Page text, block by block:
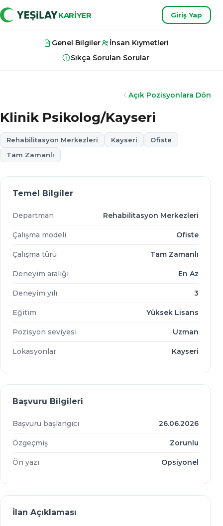
KARİYER
Genel Bilgiler
İnsan Kıymetleri
Sıkça Sorulan Sorular
Giriş Yap
Açık Pozisyonlara Dön
Klinik Psikolog/Kayseri
Rehabilitasyon Merkezleri Kayseri
Ofiste
Tam Zamanlı
Temel Bilgiler
Departman Rehabilitasyon Merkezleri
Çalışma modeli Ofiste
Çalışma türü Tam Zamanlı
Deneyim aralığı En Az
Deneyim yılı 3
Eğitim Yüksek Lisans
Pozisyon seviyesi Uzman
Lokasyonlar Kayseri
Başvuru Bilgileri
Başvuru başlangıcı 26.06.2026
Özgeçmiş Zorunlu
Ön yazı Opsiyonel
İlan Açıklaması